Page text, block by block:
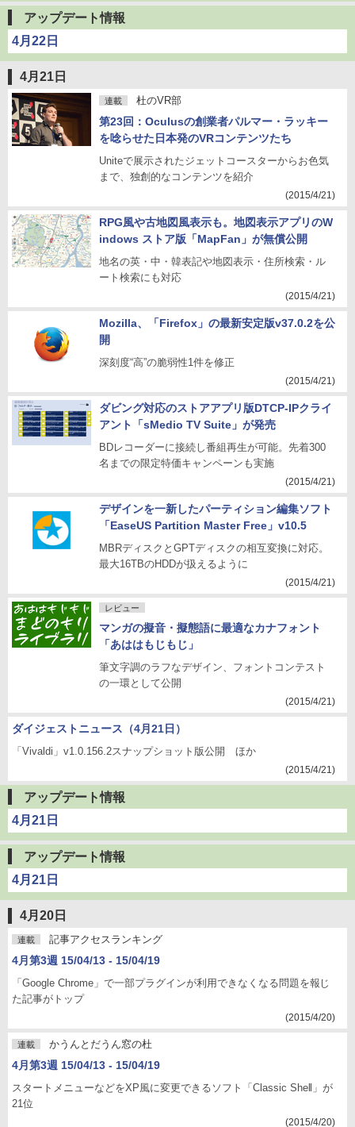
アップデート情報
4月22日
4月21日
連載 杜のVR部
第23回：Oculusの創業者パルマー・ラッキー
を唸らせた日本発のVRコンテンツたち
Uniteで展示されたジェットコースターからお色気
まで、独創的なコンテンツを紹介
(2015/4/21)
RPG風や古地図風表示も。地図表示アプリのW
indows ストア版「MapFan」が無償公開
地名の英・中・韓表記や地図表示・住所検索・ル
ート検索にも対応
(2015/4/21)
Mozilla、「Firefox」の最新安定版v37.0.2を公
開
深刻度“高”の脆弱性1件を修正
(2015/4/21)
ダビング対応のストアアプリ版DTCP-IPクライ
アント「sMedio TV Suite」が発売
BDレコーダーに接続し番組再生が可能。先着300
名までの限定特価キャンペーンも実施
(2015/4/21)
デザインを一新したパーティション編集ソフト
「EaseUS Partition Master Free」v10.5
MBRディスクとGPTディスクの相互変換に対応。
最大16TBのHDDが扱えるように
(2015/4/21)
レビュー
マンガの擬音・擬態語に最適なカナフォント
「あははもじもじ」
筆文字調のラフなデザイン、フォントコンテスト
の一環として公開
(2015/4/21)
ダイジェストニュース（4月21日）
「Vivaldi」v1.0.156.2スナップショット版公開 ほか
(2015/4/21)
アップデート情報
4月21日
アップデート情報
4月21日
4月20日
連載 記事アクセスランキング
4月第3週 15/04/13 - 15/04/19
「Google Chrome」で一部プラグインが利用できなくなる問題を報じ
た記事がトップ
(2015/4/20)
連載 かうんとだうん窓の杜
4月第3週 15/04/13 - 15/04/19
スタートメニューなどをXP風に変更できるソフト「Classic Shell」が
21位
(2015/4/20)